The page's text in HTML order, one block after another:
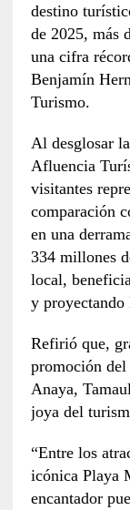
destino
de 2025, más
una cifra
Benjamín
Turismo.
Al desglosar
Afluencia
visitantes
comparación
en una
334 millones
local,
y proyectando
Refirió que,
promoción
Anaya,
joya del
“Entre los
icónica Playa
encantador